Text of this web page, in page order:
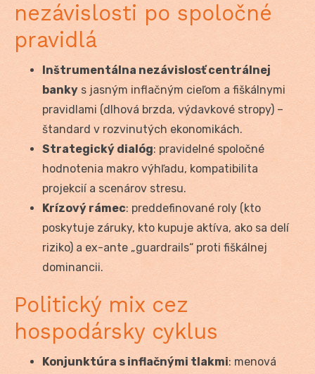
nezávislosti po spoločné
pravidlá
Inštrumentálna nezávislosť centrálnej
banky s jasným inflačným cieľom a fiškálnymi
pravidlami (dlhová brzda, výdavkové stropy) –
štandard v rozvinutých ekonomikách.
Strategický dialóg: pravidelné spoločné
hodnotenia makro výhľadu, kompatibilita
projekcií a scenárov stresu.
Krízový rámec: preddefinované roly (kto
poskytuje záruky, kto kupuje aktíva, ako sa delí
riziko) a ex-ante „guardrails“ proti fiškálnej
dominancii.
Politický mix cez
hospodársky cyklus
Konjunktúra s inflačnými tlakmi: menová